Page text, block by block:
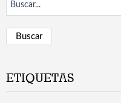
Buscar
ETIQUETAS